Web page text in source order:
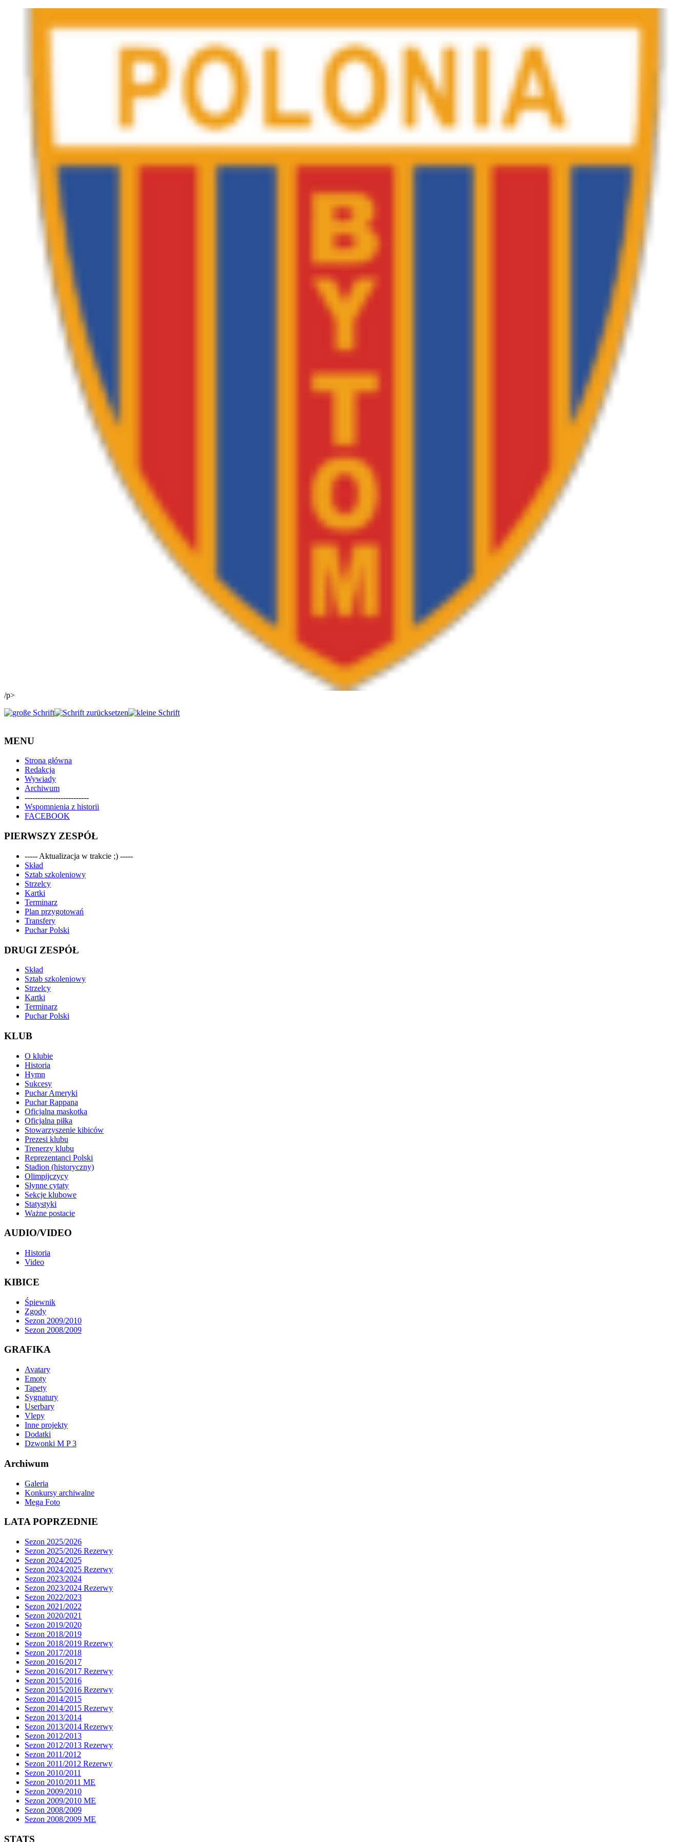
/p>
MENU
Strona główna
Redakcja
Wywiady
Archiwum
-------------------------
Wspomnienia z historii
FACEBOOK
PIERWSZY ZESPÓŁ
----- Aktualizacja w trakcie ;) -----
Skład
Sztab szkoleniowy
Strzelcy
Kartki
Terminarz
Plan przygotowań
Transfery
Puchar Polski
DRUGI ZESPÓŁ
Skład
Sztab szkoleniowy
Strzelcy
Kartki
Terminarz
Puchar Polski
KLUB
O klubie
Historia
Hymn
Sukcesy
Puchar Ameryki
Puchar Rappana
Oficjalna maskotka
Oficjalna piłka
Stowarzyszenie kibiców
Prezesi klubu
Trenerzy klubu
Reprezentanci Polski
Stadion (historyczny)
Olimpijczycy
Słynne cytaty
Sekcje klubowe
Statystyki
Ważne postacie
AUDIO/VIDEO
Historia
Video
KIBICE
Śpiewnik
Zgody
Sezon 2009/2010
Sezon 2008/2009
GRAFIKA
Avatary
Emoty
Tapety
Sygnatury
Userbary
Vlepy
Inne projekty
Dodatki
Dzwonki M P 3
Archiwum
Galeria
Konkursy archiwalne
Mega Foto
LATA POPRZEDNIE
Sezon 2025/2026
Sezon 2025/2026 Rezerwy
Sezon 2024/2025
Sezon 2024/2025 Rezerwy
Sezon 2023/2024
Sezon 2023/2024 Rezerwy
Sezon 2022/2023
Sezon 2021/2022
Sezon 2020/2021
Sezon 2019/2020
Sezon 2018/2019
Sezon 2018/2019 Rezerwy
Sezon 2017/2018
Sezon 2016/2017
Sezon 2016/2017 Rezerwy
Sezon 2015/2016
Sezon 2015/2016 Rezerwy
Sezon 2014/2015
Sezon 2014/2015 Rezerwy
Sezon 2013/2014
Sezon 2013/2014 Rezerwy
Sezon 2012/2013
Sezon 2012/2013 Rezerwy
Sezon 2011/2012
Sezon 2011/2012 Rezerwy
Sezon 2010/2011
Sezon 2010/2011 ME
Sezon 2009/2010
Sezon 2009/2010 ME
Sezon 2008/2009
Sezon 2008/2009 ME
STATS